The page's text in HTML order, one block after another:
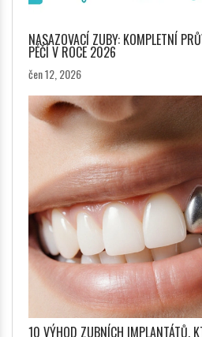
NASAZOVACÍ ZUBY: KOMPLETNÍ
PÉČÍ V ROCE 2026
čen 12, 2026
10 VÝHOD ZUBNÍCH IMPLANTÁTŮ,